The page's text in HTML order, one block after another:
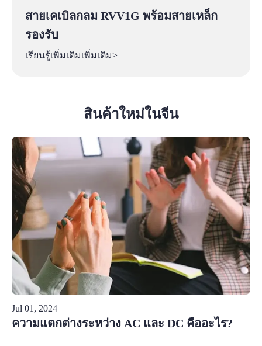
สายเคเบิลกลม RVV1G พร้อมสายเหล็ก
รองรับ
เรียนรู้เพิ่มเติมเพิ่มเติม>
สินค้าใหม่ในจีน
Jul 01, 2024
ความแตกต่างระหว่าง AC และ DC คืออะไร?